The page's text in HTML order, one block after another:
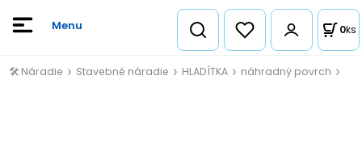
0ks
🛠️ Náradie Stavebné náradie HLADÍTKA náhradný povrch